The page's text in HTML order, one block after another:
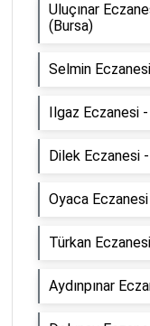
Uluçınar
(Bursa)
Selmin
Ilgaz Eczanesi
Dilek Eczanesi
Oyaca
Türkan
Aydınpınar